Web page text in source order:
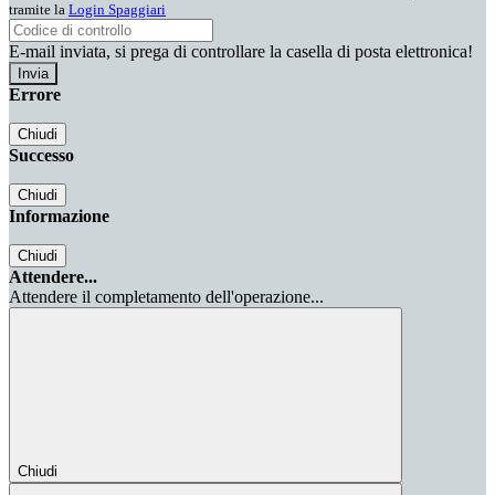
tramite la Login Spaggiari
E-mail inviata, si prega di controllare la casella di posta elettronica!
Errore
Chiudi
Successo
Chiudi
Informazione
Chiudi
Attendere...
Attendere il completamento dell'operazione...
Chiudi